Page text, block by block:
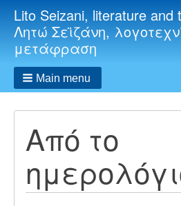
Lito Seizani, literature and
Λητώ Σεϊζάνη,
μετάφραση
Main menu
Από το